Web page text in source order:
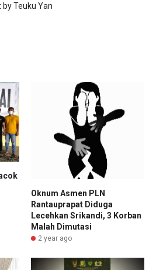
Teuku Yan
Oknum Asmen PLN
Rantauprapat Diduga
Lecehkan Srikandi, 3 Korban
Malah Dimutasi
2 year ago